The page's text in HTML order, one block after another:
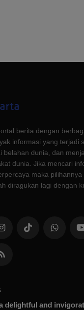
berita dengan
informasi yang terjadi
belahan dunia, dan
dunia. Jika mencari
maka pilihannya
diragukan lagi dengan
delightful and